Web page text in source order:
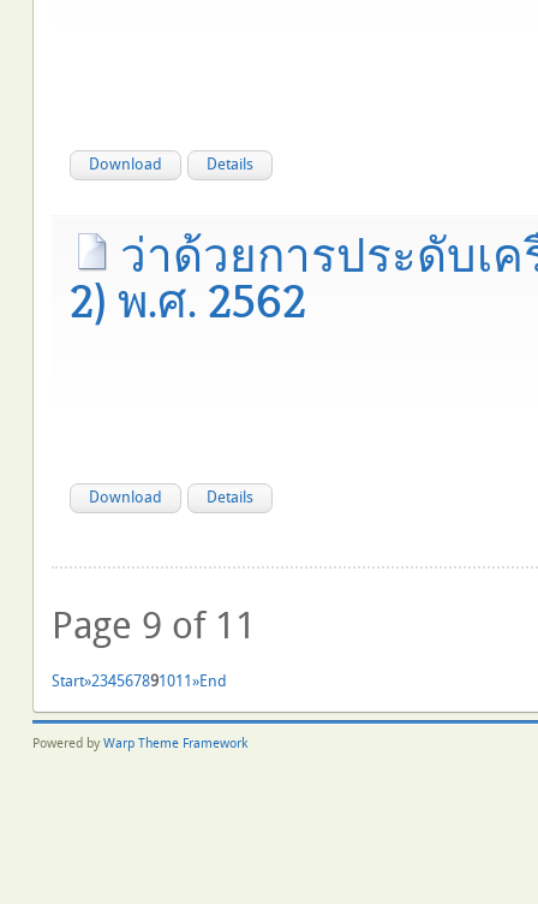
Download Details
ว่าด้วยการประดับเ
2) พ.ศ. 2562
Download Details
Page 9 of 11
Start»234567891011 »End
Powered by Warp Theme Framework